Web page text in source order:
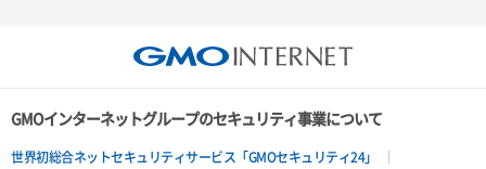
GMOインターネットグループのセキュリティ事業について
世界初総合ネットセキュリティサービス「GMOセキュリティ24」